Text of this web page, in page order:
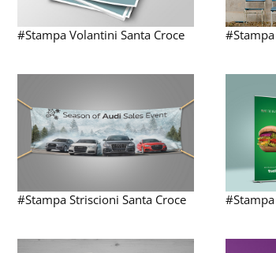
#Stampa Volantini Santa Croce
#Stampa Striscioni Santa Croce